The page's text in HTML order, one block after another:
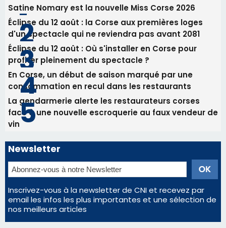
La gendarmerie alerte les restaurateurs corses
face à une nouvelle escroquerie au faux vendeur de
vin
Newsletter
Inscrivez-vous à la newsletter de CNI et recevez par
email les infos les plus importantes et une sélection de
nos meilleurs articles
Régie publicitaire
Mentions légales
Nous contacter